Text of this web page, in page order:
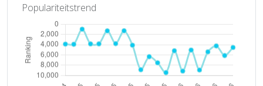
Populariteitstrend